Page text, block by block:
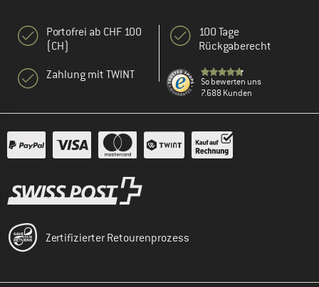
Portofrei ab CHF 100
(CH)
Zahlung mit TWINT
100 Tage
Rückgaberecht
So bewerten uns
7.688 Kunden
Zertifizierter Retourenprozess